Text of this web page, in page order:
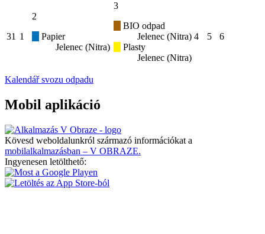
31 1
2
Papier
Jelenec (Nitra)
3
BIO odpad
Jelenec (Nitra)
Plasty
Jelenec (Nitra)
4 5 6
Kalendář svozu odpadu
Mobil aplikáció
Kövesd weboldalunkról származó információkat a
mobilalkalmazásban – V OBRAZE.
Ingyenesen letölthető: